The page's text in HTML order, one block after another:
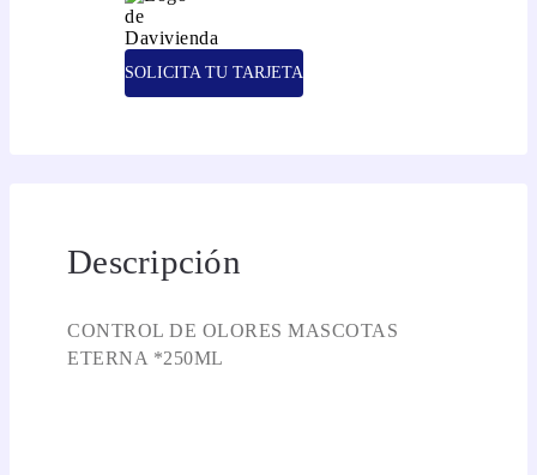
SOLICITA TU TARJETA
Descripción
CONTROL DE OLORES MASCOTAS
ETERNA *250ML